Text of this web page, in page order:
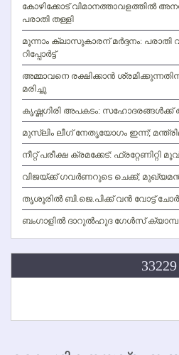
കോഴിക്കോട് വിമാനത്താവളത്തില്‍
പരാതി തള്ളി
മൂന്നാം ക്ലാസുകാരന് മര്‍ദ്ദനം: പരാതി
റിപ്പോര്‍ട്ട്
അമ്മാവനെ രക്ഷിക്കാന്‍
മരിച്ചു
കൃഷ്ണഗിരി അപകടം: സഹോദരങ്ങള്‍ക്ക്
മുസ്ലിം ലീഗ് നേതൃയോഗം ഇന്ന്;
നീറ്റ് പരീക്ഷ ക്രമക്കേട്: ഫ്രറ്റേണിറ്റി
വിജയ്ക്ക് ഗവര്‍ണറുടെ ചെക്ക്;
തൃശൂരില്‍ ബി.ജെ.പിക്ക് വന്‍ വോട്ട്
ബംഗാളില്‍ ദാറുല്‍ഹുദ ഗേള്‍സ്
33229